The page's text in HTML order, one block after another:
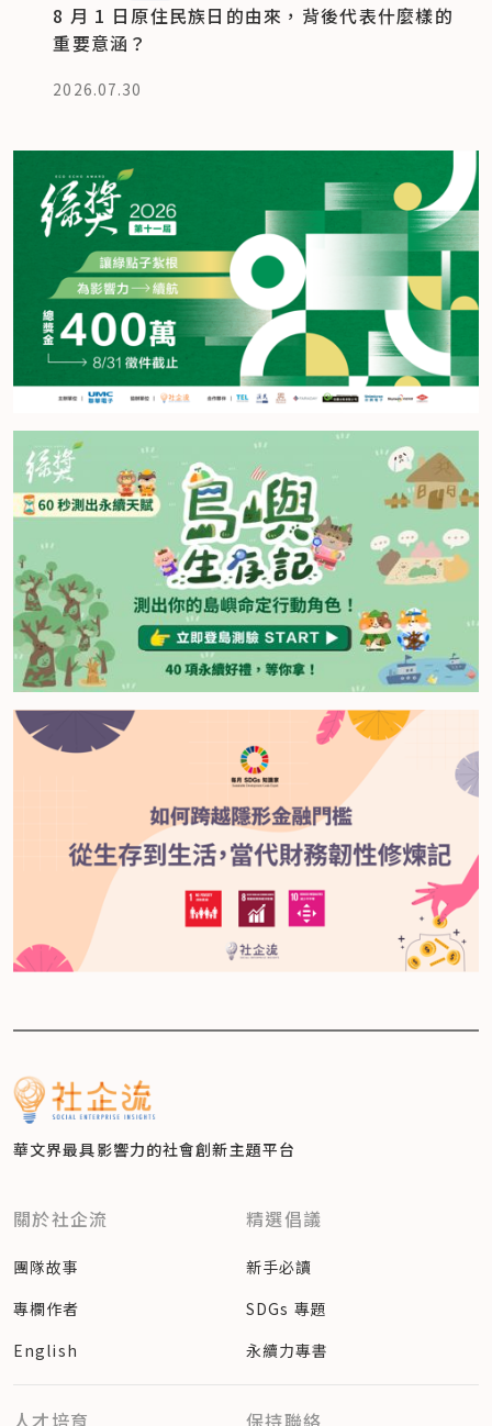
8 月 1 日原住民族日的由來，背後代表什麼樣的
重要意涵？
2026.07.30
華文界最具影響力的社會創新主題平台
關於社企流
團隊故事
專欄作者
English
精選倡議
新手必讀
SDGs 專題
永續力專書
人才培育 保持聯絡